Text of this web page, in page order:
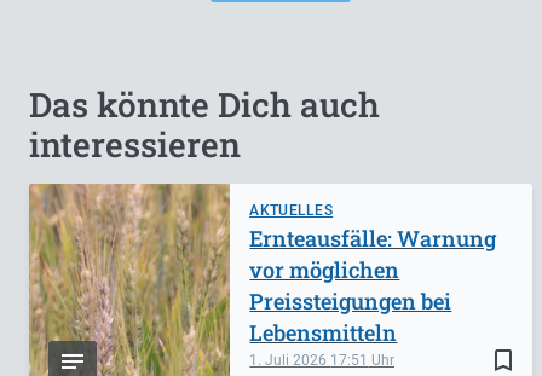
Das könnte Dich auch
interessieren
AKTUELLES
bookmark_border
1. Juli 2026 17:51
Ernteausfälle: Warnung
vor möglichen
Preissteigungen bei
Lebensmitteln